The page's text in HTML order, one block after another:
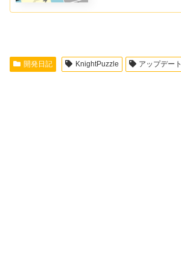
開発日記 KnightPuzzle アップデート